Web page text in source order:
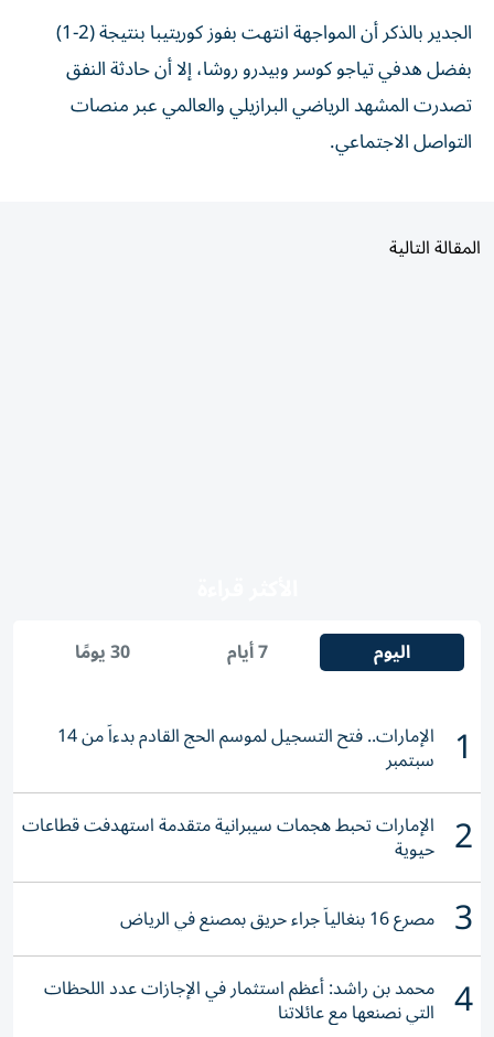
الجدير بالذكر أن المواجهة انتهت بفوز كوريتيبا بنتيجة (2-1)
بفضل هدفي تياجو كوسر وبيدرو روشا، إلا أن حادثة النفق
تصدرت المشهد الرياضي البرازيلي والعالمي عبر منصات
التواصل الاجتماعي.
المقالة التالية
اليوم 7 أيام 30 يومًا
1 الإمارات.. فتح التسجيل لموسم الحج القادم بدءاً من 14
سبتمبر
2 الإمارات تحبط هجمات سيبرانية متقدمة استهدفت قطاعات
حيوية
3 مصرع 16 بنغالياً جراء حريق بمصنع في الرياض
4 محمد بن راشد: أعظم استثمار في الإجازات عدد اللحظات
التي نصنعها مع عائلاتنا